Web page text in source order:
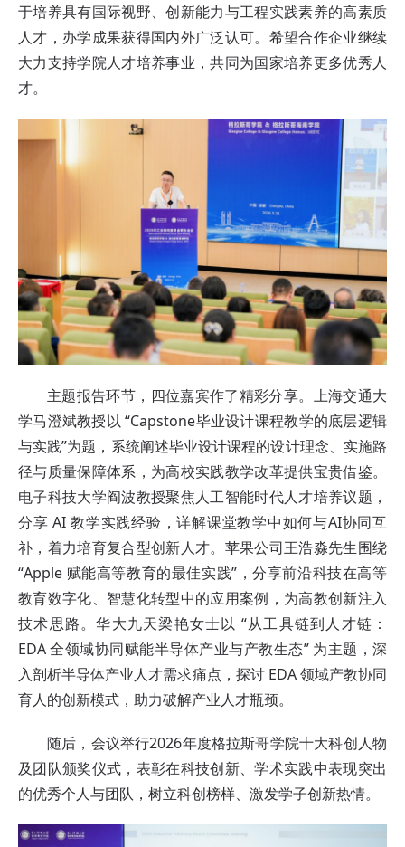
于培养具有国际视野、创新能力与工程实践素养的高素质
人才，办学成果获得国内外广泛认可。希望合作企业继续
大力支持学院人才培养事业，共同为国家培养更多优秀人
才。
主题报告环节，四位嘉宾作了精彩分享。上海交通大
学马澄斌教授以 “Capstone毕业设计课程教学的底层逻辑
与实践”为题，系统阐述毕业设计课程的设计理念、实施路
径与质量保障体系，为高校实践教学改革提供宝贵借鉴。
电子科技大学阎波教授聚焦人工智能时代人才培养议题，
分享 AI 教学实践经验，详解课堂教学中如何与AI协同互
补，着力培育复合型创新人才。苹果公司王浩淼先生围绕
“Apple 赋能高等教育的最佳实践”，分享前沿科技在高等
教育数字化、智慧化转型中的应用案例，为高教创新注入
技术思路。华大九天梁艳女士以 “从工具链到人才链：
EDA 全领域协同赋能半导体产业与产教生态” 为主题，深
入剖析半导体产业人才需求痛点，探讨 EDA 领域产教协同
育人的创新模式，助力破解产业人才瓶颈。
随后，会议举行2026年度格拉斯哥学院十大科创人物
及团队颁奖仪式，表彰在科技创新、学术实践中表现突出
的优秀个人与团队，树立科创榜样、激发学子创新热情。